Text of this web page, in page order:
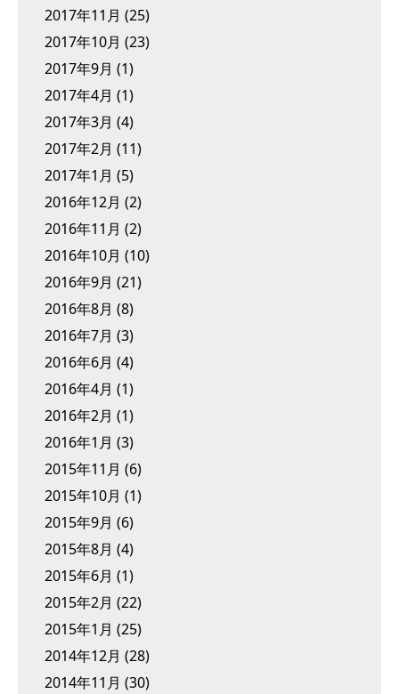
2017年11月 (25)
2017年10月 (23)
2017年9月 (1)
2017年4月 (1)
2017年3月 (4)
2017年2月 (11)
2017年1月 (5)
2016年12月 (2)
2016年11月 (2)
2016年10月 (10)
2016年9月 (21)
2016年8月 (8)
2016年7月 (3)
2016年6月 (4)
2016年4月 (1)
2016年2月 (1)
2016年1月 (3)
2015年11月 (6)
2015年10月 (1)
2015年9月 (6)
2015年8月 (4)
2015年6月 (1)
2015年2月 (22)
2015年1月 (25)
2014年12月 (28)
2014年11月 (30)